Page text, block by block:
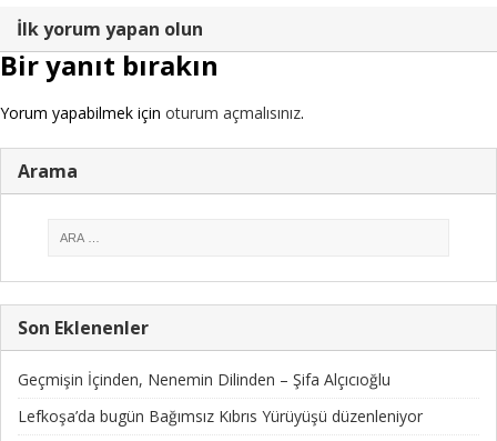
İlk yorum yapan olun
Bir yanıt bırakın
Yorum yapabilmek için oturum açmalısınız.
Arama
Son Eklenenler
Geçmişin İçinden, Nenemin Dilinden – Şifa Alçıcıoğlu
Lefkoşa’da bugün Bağımsız Kıbrıs Yürüyüşü düzenleniyor